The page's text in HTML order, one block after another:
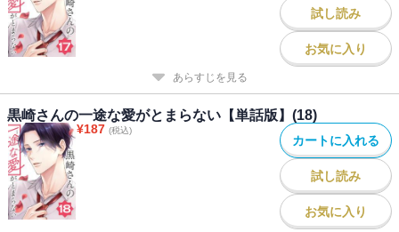
試し読み
お気に入り
あらすじを見る
黒崎さんの一途な愛がとまらない【単話版】(18)
¥187 (税込)
カートに入れる
試し読み
お気に入り